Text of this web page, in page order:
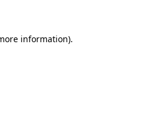
information).